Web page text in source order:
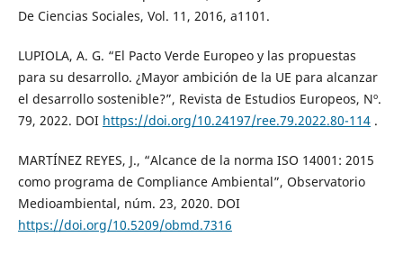
De Ciencias Sociales, Vol. 11, 2016, a1101.
LUPIOLA, A. G. “El Pacto Verde Europeo y las propuestas
para su desarrollo. ¿Mayor ambición de la UE para alcanzar
el desarrollo sostenible?”, Revista de Estudios Europeos, Nº.
79, 2022. DOI https://doi.org/10.24197/ree.79.2022.80-114.
MARTÍNEZ REYES, J., “Alcance de la norma ISO 14001: 2015
como programa de Compliance Ambiental”, Observatorio
Medioambiental, núm. 23, 2020. DOI
https://doi.org/10.5209/obmd.7316